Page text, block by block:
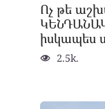
Ոչ թե
իսկապես
2.5k.